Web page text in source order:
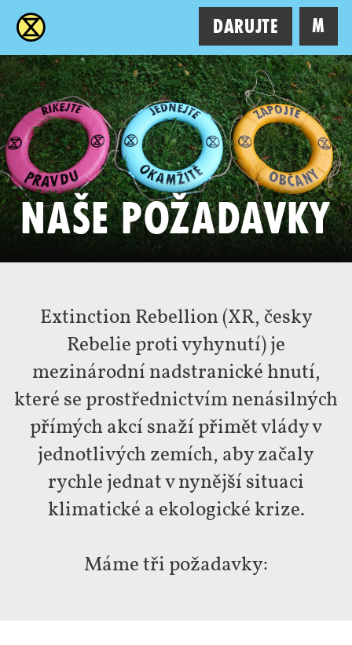
Darujte M
Naše požadavky
Extinction Rebellion (XR, česky
Rebelie proti vyhynutí) je
mezinárodní nadstranické hnutí,
které se prostřednictvím nenásilných
přímých akcí snaží přimět vlády v
jednotlivých zemích, aby začaly
rychle jednat v nynější situaci
klimatické a ekologické krize.
Máme tři požadavky: